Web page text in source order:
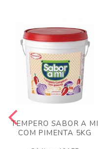
TEMPERO SABOR A MI
COM PIMENTA 5KG